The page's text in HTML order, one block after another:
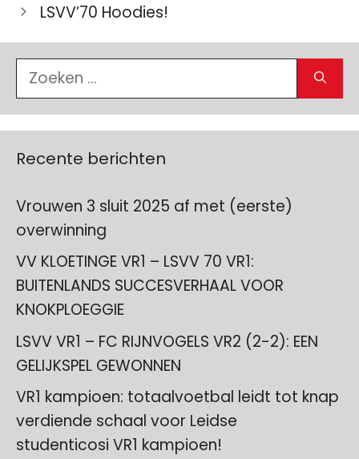
LSVV’70 Hoodies!
Zoek
naar:
Recente berichten
Vrouwen 3 sluit 2025 af met (eerste)
overwinning
VV KLOETINGE VR1 – LSVV 70 VR1:
BUITENLANDS SUCCESVERHAAL VOOR
KNOKPLOEGGIE
LSVV VR1 – FC RIJNVOGELS VR2 (2-2): EEN
GELIJKSPEL GEWONNEN
VR1 kampioen: totaalvoetbal leidt tot knap
verdiende schaal voor Leidse
studenticosi VR1 kampioen!